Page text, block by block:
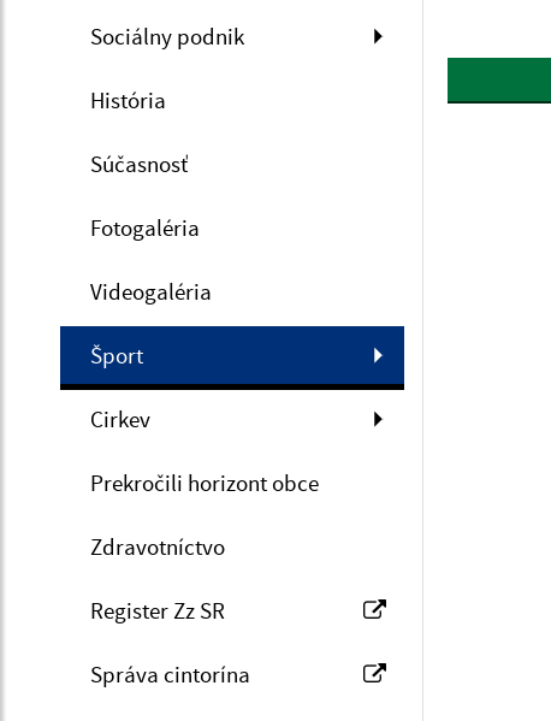
Sociálny podnik
História
Súčasnosť
Fotogaléria
Videogaléria
Šport
Cirkev
Prekročili horizont obce
Zdravotníctvo
Register Zz SR
Správa cintorína